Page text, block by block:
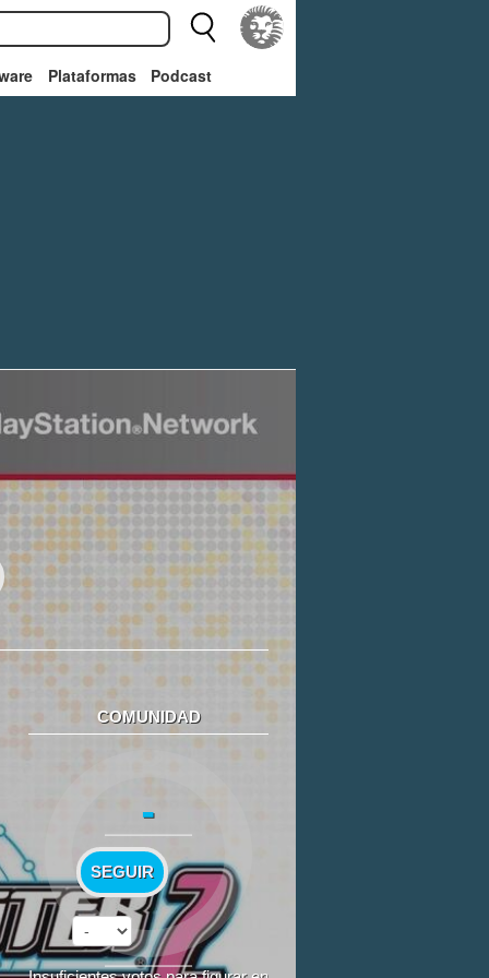
Plataformas Podcast
COMUNIDAD
-
SEGUIR